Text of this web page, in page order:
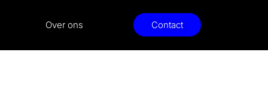
Over ons Contact